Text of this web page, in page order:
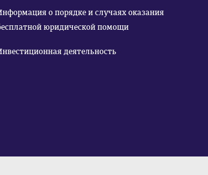
о порядке и случаях оказания
юридической помощи
деятельность